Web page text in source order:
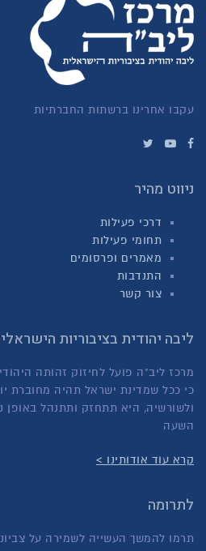
עקבו אחרינו ברשתות החברתיות
ניווט מהיר
דרכי פעילות
תחומי פעילות
מאמרים ופרסומים
התנדבות
צור קשר
ליבה יהודית בציבוריות
מרכז ליב"ה פועל לחיזוק זהותה
כי ככל שמדינת ישראל תהיה מחוברת
ולשורשיה, היא תתחזק ותתנהל באופן
השעה
קרא עוד אודותינו >
לתרומה
תרמו להמשך העשייה לשמירה על